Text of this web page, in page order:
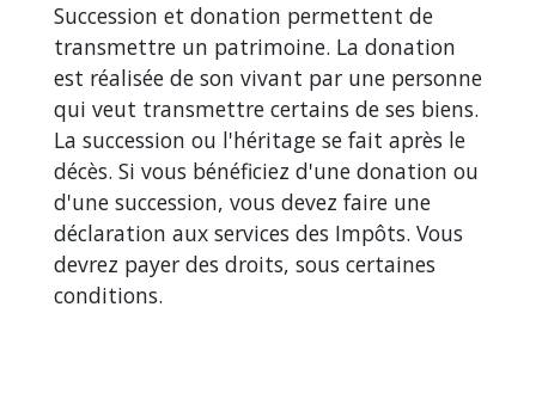
Succession et donation permettent de
transmettre un patrimoine. La donation
est réalisée de son vivant par une personne
qui veut transmettre certains de ses biens.
La succession ou l'héritage se fait après le
décès. Si vous bénéficiez d'une donation ou
d'une succession, vous devez faire une
déclaration aux services des Impôts. Vous
devrez payer des droits, sous certaines
conditions.